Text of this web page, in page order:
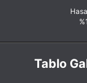
Tablo